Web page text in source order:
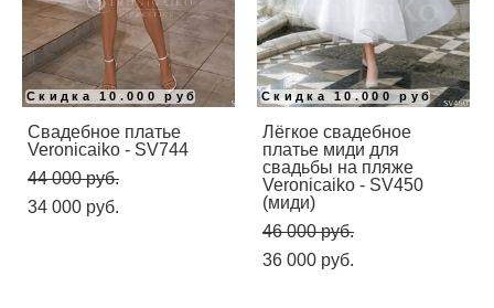
Скидка 10.000 руб
Свадебное платье
Veronicaiko - SV744
44 000 pуб.
34 000 pуб.
Скидка 10.000 руб
Лёгкое свадебное
платье миди для
свадьбы на пляже
Veronicaiko - SV450
(миди)
46 000 pуб.
36 000 pуб.